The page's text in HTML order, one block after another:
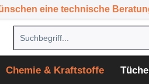
eine technische
Chemie & Kraftstoffe